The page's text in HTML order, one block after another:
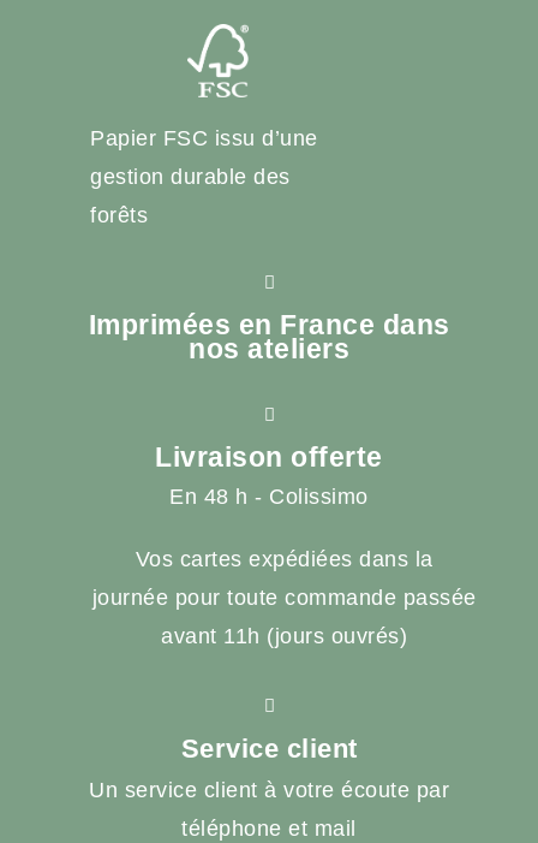
Papier FSC issu d’une
gestion durable des
forêts
Imprimées en France dans
nos ateliers
Livraison offerte
En 48 h - Colissimo
Vos cartes expédiées dans la
journée pour toute commande passée
avant 11h (jours ouvrés)
Service client
Un service client à votre écoute par
téléphone et mail